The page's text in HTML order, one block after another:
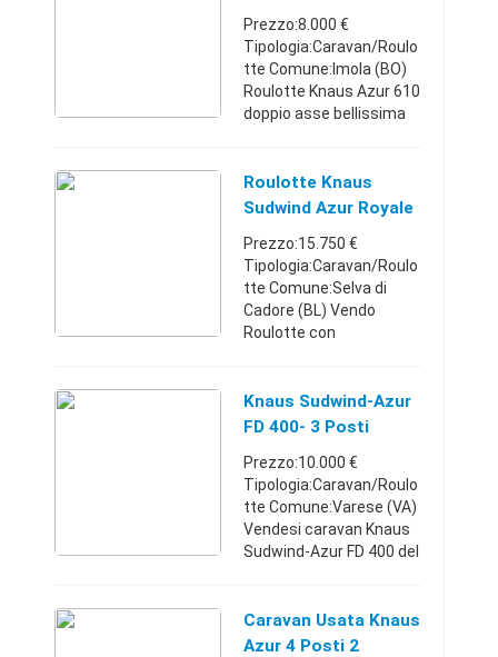
Prezzo:8.000 €
Tipologia:Caravan/Roulo
tte Comune:Imola (BO)
Roulotte Knaus Azur 610
doppio asse bellissima
arredata visibile presso
camping zadina
inutiliz ...
Roulotte Knaus
Sudwind Azur Royale
500EU
Prezzo:15.750 €
Tipologia:Caravan/Roulo
tte Comune:Selva di
Cadore (BL) Vendo
Roulotte con
La roulotte ha 4 posti
letto di cui uno
a ...
Knaus Sudwind-Azur
FD 400- 3 Posti
Prezzo:10.000 €
Tipologia:Caravan/Roulo
tte Comune:Varese (VA)
Vendesi caravan Knaus
Sudwind-Azur FD 400 del
dinette, comodo
armadio porta abiti,
Caravan Usata Knaus
Azur 4 Posti 2